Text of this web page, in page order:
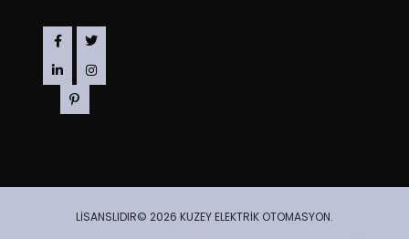
LİSANSLIDIR© 2026 KUZEY ELEKTRİK OTOMASYON.